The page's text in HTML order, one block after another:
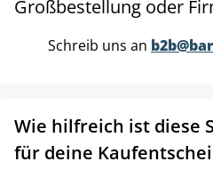
Großbestellung oder
Schreib uns an
Wie hilfreich ist diese
für deine